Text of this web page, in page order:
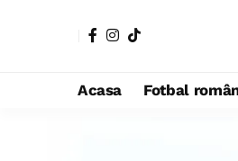
Acasa Fotbal